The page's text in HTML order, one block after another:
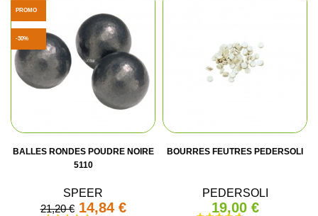
BALLES RONDES POUDRE NOIRE
5110
SPEER
21,20 € 14,84 €
PROMO
-30%
BOURRES FEUTRES PEDERSOLI
PEDERSOLI
19,00 €